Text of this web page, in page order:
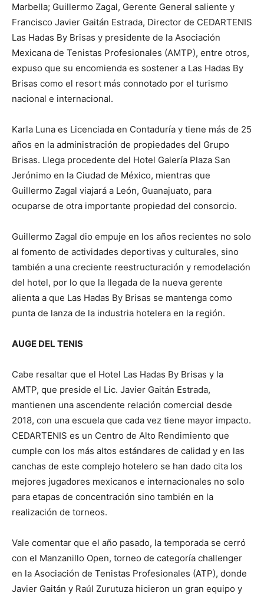
Marbella; Guillermo Zagal, Gerente General saliente y
Francisco Javier Gaitán Estrada, Director de CEDARTENIS
Las Hadas By Brisas y presidente de la Asociación
Mexicana de Tenistas Profesionales (AMTP), entre otros,
expuso que su encomienda es sostener a Las Hadas By
Brisas como el resort más connotado por el turismo
nacional e internacional.
Karla Luna es Licenciada en Contaduría y tiene más de 25
años en la administración de propiedades del Grupo
Brisas. Llega procedente del Hotel Galería Plaza San
Jerónimo en la Ciudad de México, mientras que
Guillermo Zagal viajará a León, Guanajuato, para
ocuparse de otra importante propiedad del consorcio.
Guillermo Zagal dio empuje en los años recientes no solo
al fomento de actividades deportivas y culturales, sino
también a una creciente reestructuración y remodelación
del hotel, por lo que la llegada de la nueva gerente
alienta a que Las Hadas By Brisas se mantenga como
punta de lanza de la industria hotelera en la región.
AUGE DEL TENIS
Cabe resaltar que el Hotel Las Hadas By Brisas y la
AMTP, que preside el Lic. Javier Gaitán Estrada,
mantienen una ascendente relación comercial desde
2018, con una escuela que cada vez tiene mayor impacto.
CEDARTENIS es un Centro de Alto Rendimiento que
cumple con los más altos estándares de calidad y en las
canchas de este complejo hotelero se han dado cita los
mejores jugadores mexicanos e internacionales no solo
para etapas de concentración sino también en la
realización de torneos.
Vale comentar que el año pasado, la temporada se cerró
con el Manzanillo Open, torneo de categoría challenger
en la Asociación de Tenistas Profesionales (ATP), donde
Javier Gaitán y Raúl Zurutuza hicieron un gran equipo y